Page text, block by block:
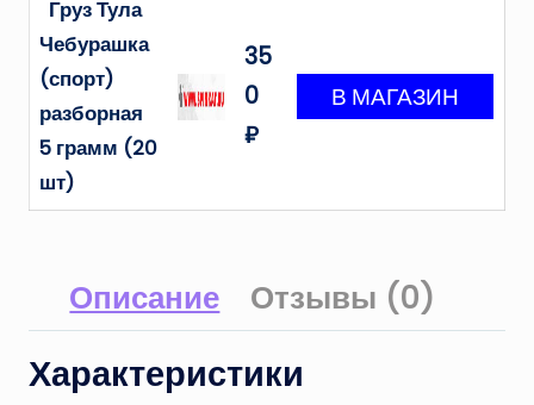
Груз Тула
Чебурашка
(спорт)
разборная
5 грамм (20
шт)
35
0
₽
Описание Отзывы (0)
Характеристики